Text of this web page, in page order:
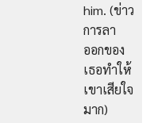
him. (ข่าว
การลา
ออกของ
เธอทำให้
เขาเสียใจ
มาก)